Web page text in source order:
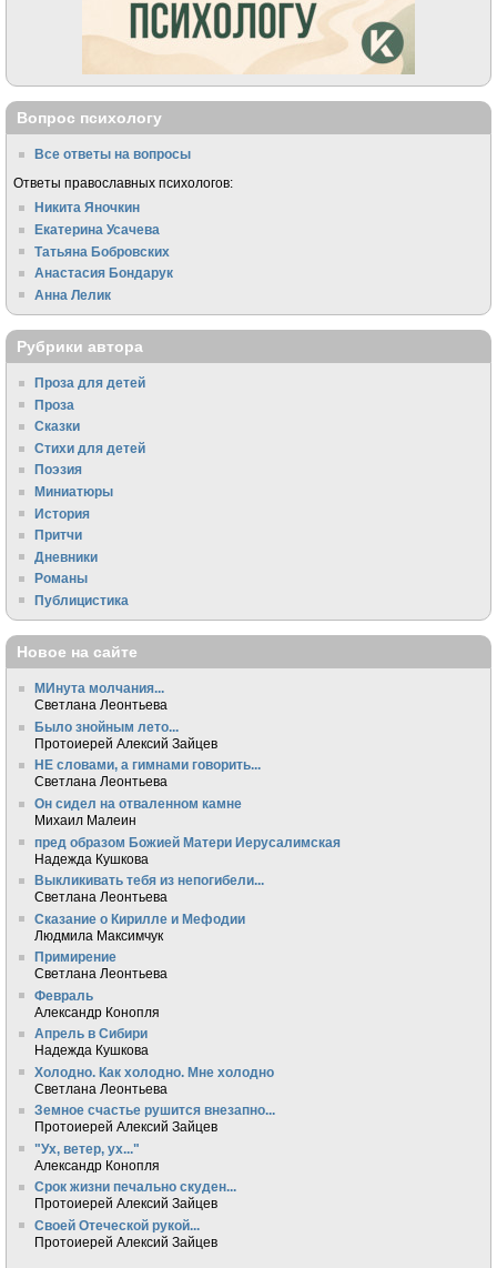
Вопрос психологу
Все ответы на вопросы
Ответы православных психологов:
Никита Яночкин
Екатерина Усачева
Татьяна Бобровских
Анастасия Бондарук
Анна Лелик
Рубрики автора
Проза для детей
Проза
Сказки
Стихи для детей
Поэзия
Миниатюры
История
Притчи
Дневники
Романы
Публицистика
Новое на сайте
МИнута молчания...
Светлана Леонтьева
Было знойным лето...
Протоиерей Алексий Зайцев
НЕ словами, а гимнами говорить...
Светлана Леонтьева
Он сидел на отваленном камне
Михаил Малеин
пред образом Божией Матери Иерусалимская
Надежда Кушкова
Выкликивать тебя из непогибели...
Светлана Леонтьева
Сказание о Кирилле и Мефодии
Людмила Максимчук
Примирение
Светлана Леонтьева
Февраль
Александр Конопля
Апрель в Сибири
Надежда Кушкова
Холодно. Как холодно. Мне холодно
Светлана Леонтьева
Земное счастье рушится внезапно...
Протоиерей Алексий Зайцев
"Ух, ветер, ух..."
Александр Конопля
Срок жизни печально скуден...
Протоиерей Алексий Зайцев
Своей Отеческой рукой...
Протоиерей Алексий Зайцев